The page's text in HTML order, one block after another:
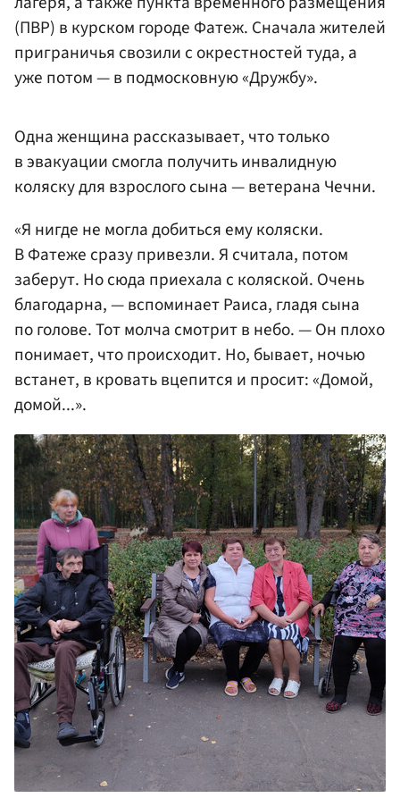
(ПВР) в курском городе Фатеж. Сначала жителей
приграничья свозили с окрестностей туда, а
уже потом — в подмосковную «Дружбу».
Одна женщина рассказывает, что только
в эвакуации смогла получить инвалидную
коляску для взрослого сына — ветерана Чечни.
«Я нигде не могла добиться ему коляски.
В Фатеже сразу привезли. Я считала, потом
заберут. Но сюда приехала с коляской. Очень
благодарна, — вспоминает Раиса, гладя сына
по голове. Тот молча смотрит в небо. — Он плохо
понимает, что происходит. Но, бывает, ночью
встанет, в кровать вцепится и просит: «Домой,
домой...».